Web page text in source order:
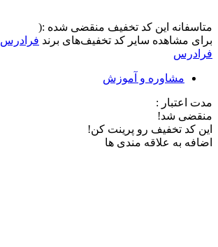
متاسفانه این کد تخفیف منقضی شده :(
برای مشاهده سایر کد تخفیف‌های برند فرادرس
فرادرس
مشاوره و آموزش
مدت اعتبار :
منقضی شد!
این کد تخفیف رو پرینت کن!
اضافه به علاقه مندی ها